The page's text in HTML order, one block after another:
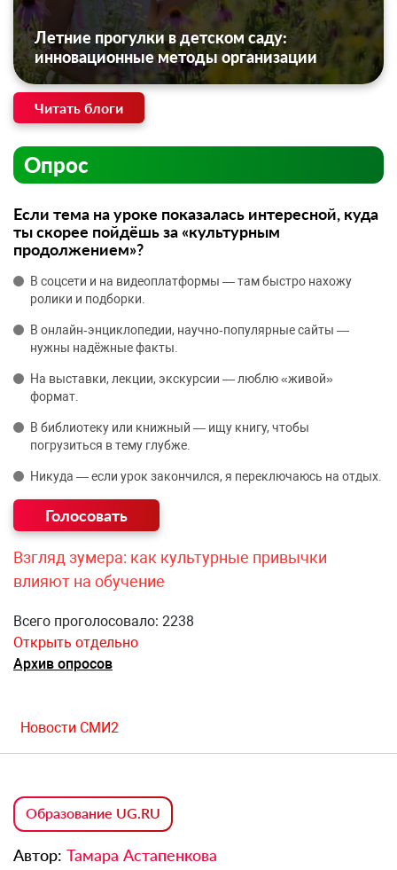
Летние прогулки в детском саду:
инновационные методы организации
Читать блоги
Опрос
Если тема на уроке показалась интересной, куда
ты скорее пойдёшь за «культурным
продолжением»?
В соцсети и на видеоплатформы — там быстро нахожу
ролики и подборки.
В онлайн‑энциклопедии, научно‑популярные сайты —
нужны надёжные факты.
На выставки, лекции, экскурсии — люблю «живой»
формат.
В библиотеку или книжный — ищу книгу, чтобы
погрузиться в тему глубже.
Никуда — если урок закончился, я переключаюсь на отдых.
Взгляд зумера: как культурные привычки
влияют на обучение
Всего проголосовало: 2238
Открыть отдельно
Архив опросов
Новости СМИ2
Образование UG.RU
Автор: Тамара Астапенкова